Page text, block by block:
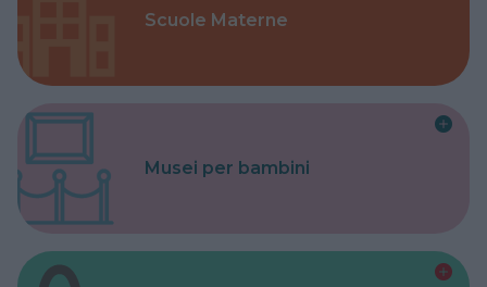
Scuole Materne
Musei per bambini